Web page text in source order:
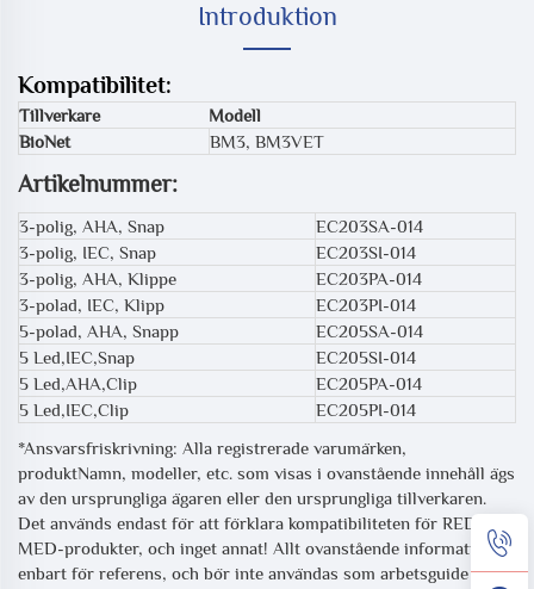
Introduktion
Kompatibilitet:
Tillverkare
Modell
BioNet
BM3, BM3VET
Artikelnummer:
3-polig, AHA, Snap
EC203SA-014
3-polig, IEC, Snap
EC203SI-014
3-polig, AHA, Klippe
EC203PA-014
3-polad, IEC, Klipp
EC203PI-014
5-polad, AHA, Snapp
EC205SA-014
5 Led,IEC,Snap
EC205SI-014
5 Led,AHA,Clip
EC205PA-014
5 Led,IEC,Clip
EC205PI-014
*Ansvarsfriskrivning: Alla registrerade varumärken,
produktNamn, modeller, etc. som visas i ovanstående innehåll ägs
av den ursprungliga ägaren eller den ursprungliga tillverkaren.
Det används endast för att förklara kompatibiliteten för REDY-
MED-produkter, och inget annat! Allt ovanstående information är
enbart för referens, och bör inte användas som arbetsguide för